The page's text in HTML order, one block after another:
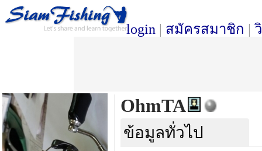
login | สมัครสมาชิก |
OhmTA
ข้อมูลทั่วไป